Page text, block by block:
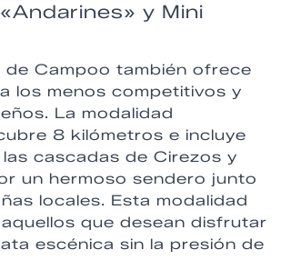
y Mini
de Campoo también ofrece
los menos competitivos y
La modalidad
8 kilómetros e incluye
cascadas de Cirezos y
un hermoso sendero junto
locales. Esta modalidad
que desean disfrutar
escénica sin la presión de